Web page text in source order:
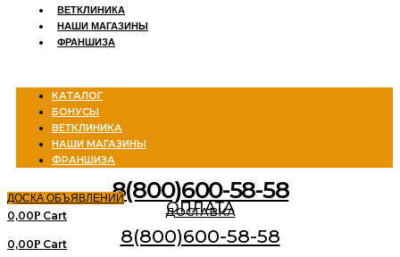
ВЕТКЛИНИКА
НАШИ МАГАЗИНЫ
ФРАНШИЗА
КАТАЛОГ
БОНУСЫ
ВЕТКЛИНИКА
НАШИ МАГАЗИНЫ
ФРАНШИЗА
8(800)600-58-58
ДОСКА ОБЪЯВЛЕНИЙ
ДОСТАВКА
ОПЛАТА
0,00Р Cart
8(800)600-58-58
0,00Р Cart